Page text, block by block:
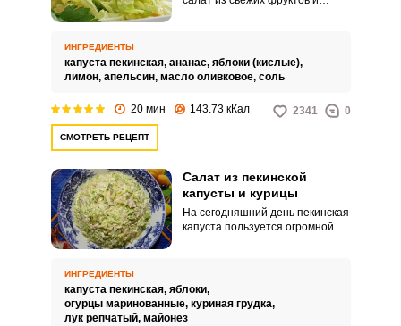
гарнира, например, к курице.
ИНГРЕДИЕНТЫ
капуста пекинская, ананас, яблоки (кислые),
лимон, апельсин, масло оливковое, соль
20 мин 143.73 кКал 2341 0
СМОТРЕТЬ РЕЦЕПТ
Салат из пекинской
капусты и курицы
На сегодняшний день пекинская
капуста пользуется огромной
неудивительно, ведь этот овощ
не только имеет нежный вкус и
отличается легкостью.
ИНГРЕДИЕНТЫ
капуста пекинская, яблоки,
огурцы маринованные, куриная грудка,
лук репчатый, майонез